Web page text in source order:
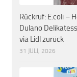
Rückruf: E.coli –
Dulano
via Lidl zurück
31 JULI, 2026